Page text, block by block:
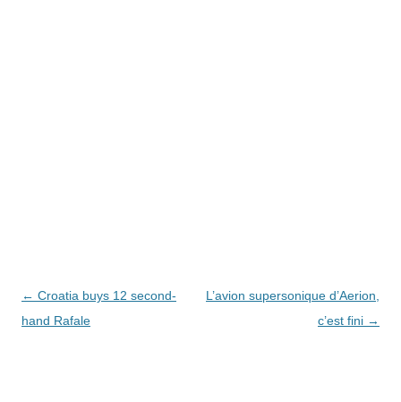
Navegación
de
← Croatia buys 12 second-
hand Rafale
L’avion supersonique d’Aerion,
c’est fini →